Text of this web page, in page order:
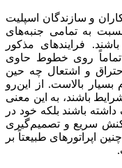
و سازندگان اسپلیت
نسبت به تمامی جنبه‌های
فرایندهای مذکور
روی خطوط حاوی
و اشتعال چه حین
بالاست. از این‌رو
شرایط باشند، به این معنی
باشند بلکه خود در
سریع و تصمیم‌گیری
اپراتورهای طبیعتاً بر